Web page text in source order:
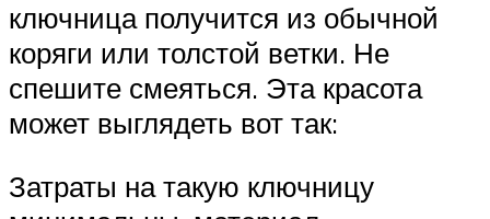
ключница получится из обычной
коряги или толстой ветки. Не
спешите смеяться. Эта красота
может выглядеть вот так:
Затраты на такую ключницу